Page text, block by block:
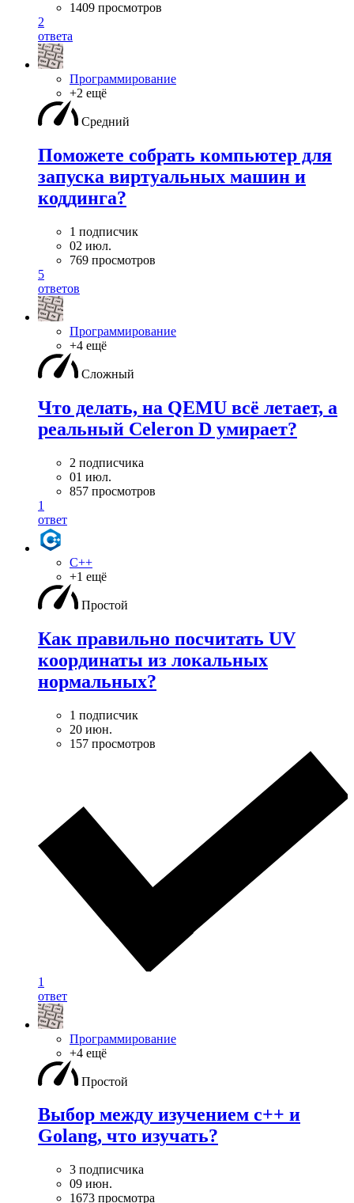
1409 просмотров
2
ответа
Программирование
+2 ещё
Средний
Поможете собрать компьютер для
запуска виртуальных машин и
коддинга?
1 подписчик
02 июл.
769 просмотров
5
ответов
Программирование
+4 ещё
Сложный
Что делать, на QEMU всё летает, а
реальный Celeron D умирает?
2 подписчика
01 июл.
857 просмотров
1
ответ
C++
+1 ещё
Простой
Как правильно посчитать UV
координаты из локальных
нормальных?
1 подписчик
20 июн.
157 просмотров
1
ответ
Программирование
+4 ещё
Простой
Выбор между изучением c++ и
Golang, что изучать?
3 подписчика
09 июн.
1673 просмотра